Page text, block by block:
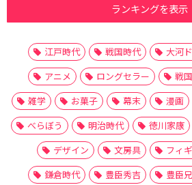
ランキングを表示
江戸時代 戦国時代 大河
アニメ
ロングセラー 戦
雑学
お菓子 幕末 漫画
べらぼう
明治時代 徳川家康
デザイン
文房具 フィ
鎌倉時代
豊臣秀吉 豊臣